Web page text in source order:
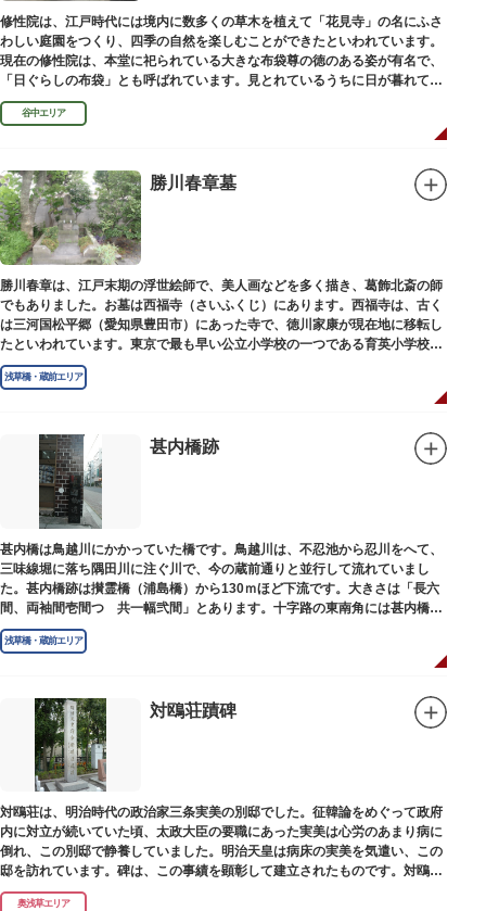
修性院は、江戸時代には境内に数多くの草木を植えて「花見寺」の名にふさ
わしい庭園をつくり、四季の自然を楽しむことができたといわれています。
現在の修性院は、本堂に祀られている大きな布袋尊の徳のある姿が有名で、
「日ぐらしの布袋」とも呼ばれています。見とれているうちに日が暮れてし
まった、という言い伝えです。
谷中エリア
勝川春章墓
勝川春章は、江戸末期の浮世絵師で、美人画などを多く描き、葛飾北斎の師
でもありました。お墓は西福寺（さいふくじ）にあります。西福寺は、古く
は三河国松平郷（愛知県豊田市）にあった寺で、徳川家康が現在地に移転し
たといわれています。東京で最も早い公立小学校の一つである育英小学校の
発祥の地としても知られています。
浅草橋・蔵前エリア
甚内橋跡
甚内橋は鳥越川にかかっていた橋です。鳥越川は、不忍池から忍川をへて、
三味線堀に落ち隅田川に注ぐ川で、今の蔵前通りと並行して流れていまし
た。甚内橋跡は攅霊橋（浦島橋）から130ｍほど下流です。大きさは「長六
間、両袖間壱間つゞ共一幅弐間」とあります。十字路の東南角には甚内橋跡
の石碑があります。
浅草橋・蔵前エリア
対鴎荘蹟碑
対鴎荘は、明治時代の政治家三条実美の別邸でした。征韓論をめぐって政府
内に対立が続いていた頃、太政大臣の要職にあった実美は心労のあまり病に
倒れ、この別邸で静養していました。明治天皇は病床の実美を気遣い、この
邸を訪れています。碑は、この事績を顕彰して建立されたものです。対鴎荘
は、多摩市連光寺に移築されました。
奥浅草エリア